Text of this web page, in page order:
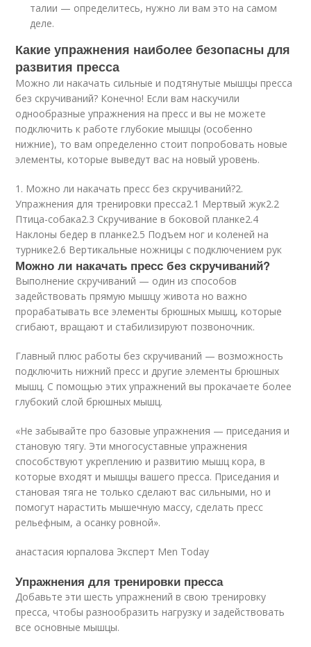
талии — определитесь, нужно ли вам это на самом
деле.
Какие упражнения наиболее безопасны для
развития пресса
Можно ли накачать сильные и подтянутые мышцы пресса
без скручиваний? Конечно! Если вам наскучили
однообразные упражнения на пресс и вы не можете
подключить к работе глубокие мышцы (особенно
нижние), то вам определенно стоит попробовать новые
элементы, которые выведут вас на новый уровень.
1. Можно ли накачать пресс без скручиваний?2.
Упражнения для тренировки пресса2.1 Мертвый жук2.2
Птица-собака2.3 Скручивание в боковой планке2.4
Наклоны бедер в планке2.5 Подъем ног и коленей на
турнике2.6 Вертикальные ножницы с подключением рук
Можно ли накачать пресс без скручиваний?
Выполнение скручиваний — один из способов
задействовать прямую мышцу живота но важно
прорабатывать все элементы брюшных мышц, которые
сгибают, вращают и стабилизируют позвоночник.
Главный плюс работы без скручиваний — возможность
подключить нижний пресс и другие элементы брюшных
мышц. С помощью этих упражнений вы прокачаете более
глубокий слой брюшных мышц.
«Не забывайте про базовые упражнения — приседания и
становую тягу. Эти многосуставные упражнения
способствуют укреплению и развитию мышц кора, в
которые входят и мышцы вашего пресса. Приседания и
становая тяга не только сделают вас сильными, но и
помогут нарастить мышечную массу, сделать пресс
рельефным, а осанку ровной».
анастасия юрпалова Эксперт Men Today
Упражнения для тренировки пресса
Добавьте эти шесть упражнений в свою тренировку
пресса, чтобы разнообразить нагрузку и задействовать
все основные мышцы.